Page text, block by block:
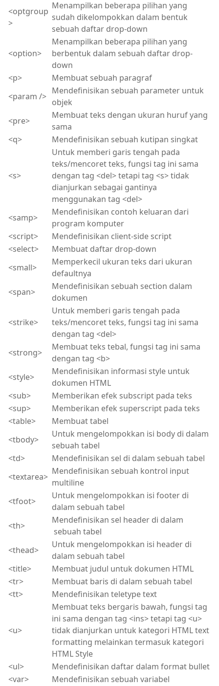
<optgroup
>
Menampilkan beberapa pilihan yang
sudah dikelompokkan dalam bentuk
sebuah daftar drop-down
<option>
Menampilkan beberapa pilihan yang
berbentuk dalam sebuah daftar drop-
down
<p>
Membuat sebuah paragraf
<param />
Mendefinisikan sebuah parameter untuk
objek
<pre>
Membuat teks dengan ukuran huruf yang
sama
<q>
Mendefinisikan sebuah kutipan singkat
<s>
Untuk memberi garis tengah pada
teks/mencoret teks, fungsi tag ini sama
dengan tag <del> tetapi tag <s> tidak
dianjurkan sebagai gantinya
menggunakan tag <del>
<samp>
Mendefinisikan contoh keluaran dari
program komputer
<script>
Mendefinisikan client-side script
<select>
Membuat daftar drop-down
<small>
Memperkecil ukuran teks dari ukuran
defaultnya
<span>
Mendefinisikan sebuah section dalam
dokumen
<strike>
Untuk memberi garis tengah pada
teks/mencoret teks, fungsi tag ini sama
dengan tag <del>
<strong>
Membuat teks tebal, fungsi tag ini sama
dengan tag <b>
<style>
Mendefinisikan informasi style untuk
dokumen HTML
<sub>
Memberikan efek subscript pada teks
<sup>
Memberikan efek superscript pada teks
<table>
Membuat tabel
<tbody>
Untuk mengelompokkan isi body di dalam
sebuah tabel
<td>
Mendefinisikan sel di dalam sebuah tabel
<textarea>
Mendefinisikan sebuah kontrol input
multiline
<tfoot>
Untuk mengelompokkan isi footer di
dalam sebuah tabel
<th>
Mendefinisikan sel header di dalam
sebuah tabel
<thead>
Untuk mengelompokkan isi header di
dalam sebuah tabel
<title>
Membuat judul untuk dokumen HTML
<tr>
Membuat baris di dalam sebuah tabel
<tt>
Mendefinisikan teletype text
<u>
Membuat teks bergaris bawah, fungsi tag
ini sama dengan tag <ins> tetapi tag <u>
tidak dianjurkan untuk kategori HTML text
formatting melainkan termasuk kategori
HTML Style
<ul>
Mendefinisikan daftar dalam format bullet
<var>
Mendefinisikan sebuah variabel